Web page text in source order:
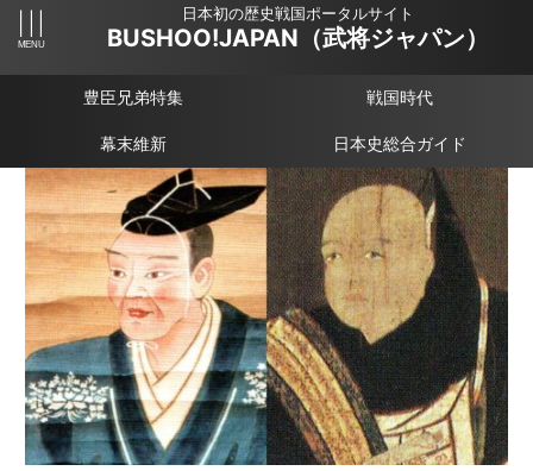
日本初の歴史戦国ポータルサイト
BUSHOO!JAPAN（武将ジャパン）
豊臣兄弟特集 戦国時代
幕末維新 日本史総合ガイド